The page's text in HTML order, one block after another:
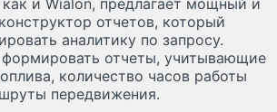
отчетов, который
аналитику по запросу.
отчеты, учитывающие
количество часов работы
передвижения.